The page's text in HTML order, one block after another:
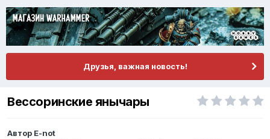
Друзья, важная новость!
Вессоринские янычары
Автор E-not